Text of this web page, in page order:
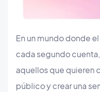
En un mundo donde
cada segundo
aquellos que quieren
público y crear una